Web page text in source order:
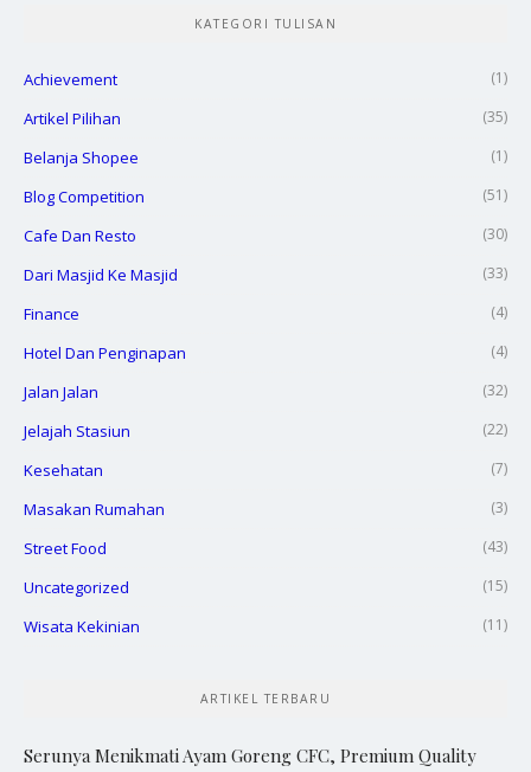
KATEGORI TULISAN
Achievement (1)
Artikel Pilihan (35)
Belanja Shopee (1)
Blog Competition (51)
Cafe Dan Resto (30)
Dari Masjid Ke Masjid (33)
Finance (4)
Hotel Dan Penginapan (4)
Jalan Jalan (32)
Jelajah Stasiun (22)
Kesehatan (7)
Masakan Rumahan (3)
Street Food (43)
Uncategorized (15)
Wisata Kekinian (11)
ARTIKEL TERBARU
Serunya Menikmati Ayam Goreng CFC, Premium Quality